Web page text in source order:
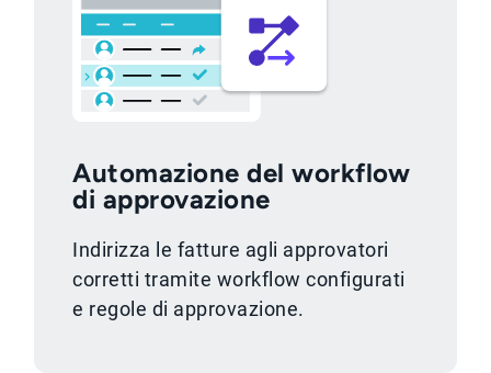
Automazione del workflow
di approvazione
Indirizza le fatture agli approvatori
corretti tramite workflow configurati
e regole di approvazione.